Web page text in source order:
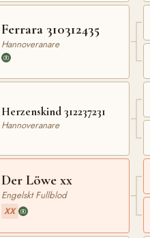
Ferrara 310312435
Hannoveranare
Herzenskind 312237231
Hannoveranare
Der Löwe xx
Engelskt Fullblod
XX